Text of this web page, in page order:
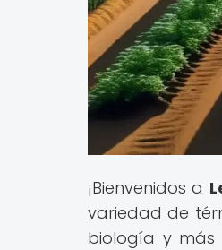
¡Bienvenidos a
variedad de
biología y más